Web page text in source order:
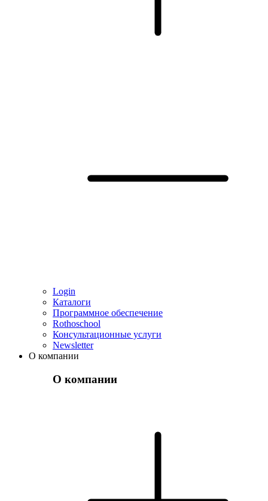
Login
Каталоги
Программное обеспечение
Rothoschool
Консультационные услуги
Newsletter
О компании
О компании